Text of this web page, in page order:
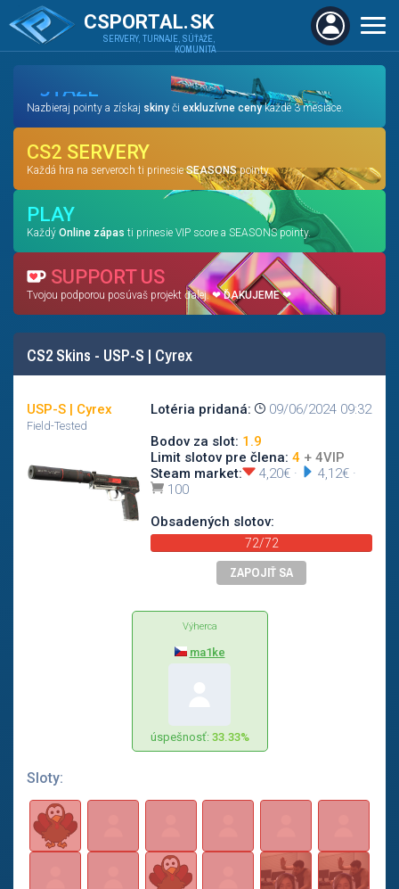
CSPORTAL.SK
SERVERY, TURNAJE, SÚŤAŽE,
KOMUNITA
SÚŤAŽE
Nazbieraj pointy a získaj skiny či exkluzívne cenykaždé 3 mesiace.
CS2 SERVERY
Každá hra na serveroch ti prinesieSEASONSpointy.
PLAY
Každý Online zápas ti prinesie VIP score a SEASONS pointy.
SUPPORT US
Tvojou podporou posúvaš projekt ďalej. ❤ĎAKUJEME❤
CS2 Skins - USP-S | Cyrex
USP-S | Cyrex
Field-Tested
Lotéria pridaná:
09/06/2024 09:32
Bodov za slot: 1.9
Limit slotov pre člena: 4 + 4VIP
Steam market:
4,20€ · 4,12€ ·
100
Obsadených slotov:
72/72
ZAPOJIŤ SA
Výherca
ma1ke
úspešnosť: 33.33%
Sloty: